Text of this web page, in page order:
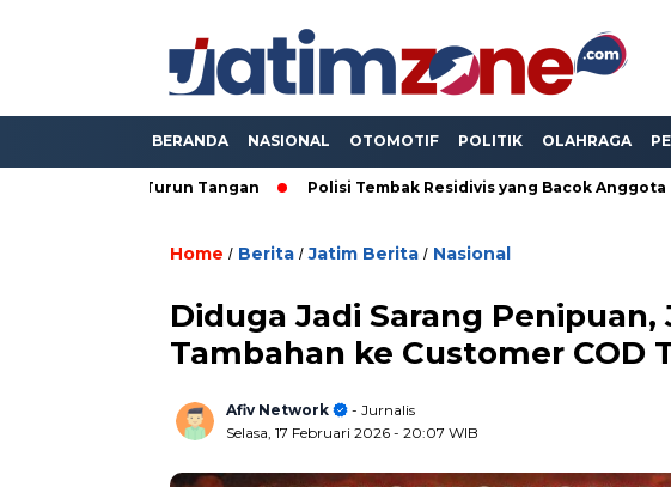
BERANDA NASIONAL OTOMOTIF POLITIK OLAHRAGA
Turun Tangan Polisi Tembak Residivis yang Bacok Anggota Polda Jatim
Home / Berita /Jatim Berita / Nasional
Diduga Jadi Sarang Penipuan,
Tambahan ke Customer COD
Afiv Network
- Jurnalis
Selasa, 17 Februari 2026 - 20:07 WIB